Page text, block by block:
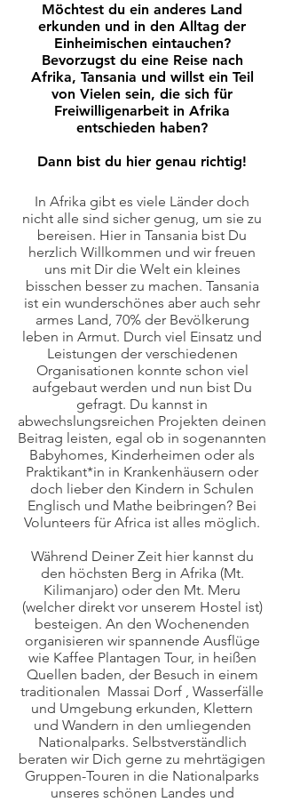
Möchtest du ein anderes Land
erkunden und in den Alltag der
Einheimischen eintauchen?
Bevorzugst du eine Reise nach
Afrika, Tansania und willst ein Teil
von Vielen sein, die sich für
Freiwilligenarbeit in Afrika
entschieden haben?
Dann bist du hier genau richtig!
In Afrika gibt es viele Länder doch
nicht alle sind sicher genug, um sie zu
bereisen. Hier in Tansania bist Du
herzlich Willkommen und wir freuen
uns mit Dir die Welt ein kleines
bisschen besser zu machen. Tansania
ist ein wunderschönes aber auch sehr
armes Land, 70% der Bevölkerung
leben in Armut. Durch viel Einsatz und
Leistungen der verschiedenen
Organisationen konnte schon viel
aufgebaut werden und nun bist Du
gefragt. Du kannst in
abwechslungsreichen Projekten deinen
Beitrag leisten, egal ob in sogenannten
Babyhomes, Kinderheimen oder als
Praktikant*in in Krankenhäusern oder
doch lieber den Kindern in Schulen
Englisch und Mathe beibringen? Bei
Volunteers für Africa ist alles möglich.
Während Deiner Zeit hier kannst du
den höchsten Berg in Afrika (Mt.
Kilimanjaro) oder den Mt. Meru
(welcher direkt vor unserem Hostel ist)
besteigen. An den Wochenenden
organisieren wir spannende Ausflüge
wie Kaffee Plantagen Tour, in heißen
Quellen baden, der Besuch in einem
traditionalen Massai Dorf , Wasserfälle
und Umgebung erkunden, Klettern
und Wandern in den umliegenden
Nationalparks. Selbstverständlich
beraten wir Dich gerne zu mehrtägigen
Gruppen-Touren in die Nationalparks
unseres schönen Landes und